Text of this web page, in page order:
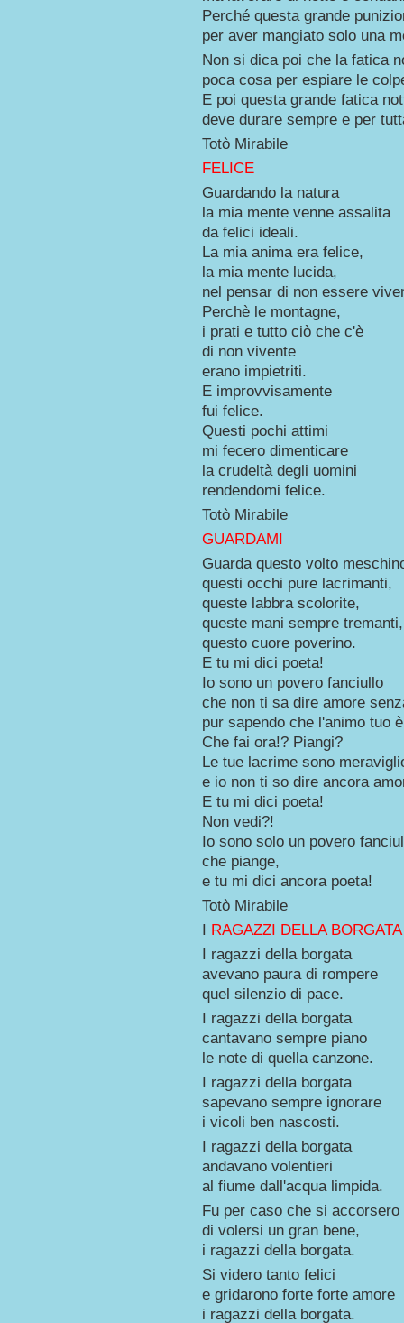
Perché questa grande
per aver mangiato solo una
Non si dica poi che la fatica
poca cosa per espiare le
E poi questa grande
deve durare sempre e per
Totò Mirabile
FELICE
Guardando la natura
la mia mente venne assalita
da felici ideali.
La mia anima era felice,
la mia mente lucida,
nel pensar di non essere
Perchè le montagne,
i prati e tutto ciò che c'è
di non vivente
erano impietriti.
E improvvisamente
fui felice.
Questi pochi attimi
mi fecero dimenticare
la crudeltà degli uomini
rendendomi felice.
Totò Mirabile
GUARDAMI
Guarda questo volto
questi occhi pure lacrimanti,
queste labbra scolorite,
queste mani sempre tremanti,
questo cuore poverino.
E tu mi dici poeta!
Io sono un povero fanciullo
che non ti sa dire amore
pur sapendo che l'animo tuo
Che fai ora!? Piangi?
Le tue lacrime sono
e io non ti so dire ancora
E tu mi dici poeta!
Non vedi?!
Io sono solo un povero
che piange,
e tu mi dici ancora poeta!
Totò Mirabile
I RAGAZZI DELLA BORGATA
I ragazzi della borgata
avevano paura di rompere
quel silenzio di pace.
I ragazzi della borgata
cantavano sempre piano
le note di quella canzone.
I ragazzi della borgata
sapevano sempre ignorare
i vicoli ben nascosti.
I ragazzi della borgata
andavano volentieri
al fiume dall'acqua limpida.
Fu per caso che si accorsero
di volersi un gran bene,
i ragazzi della borgata.
Si videro tanto felici
e gridarono forte forte amore
i ragazzi della borgata.